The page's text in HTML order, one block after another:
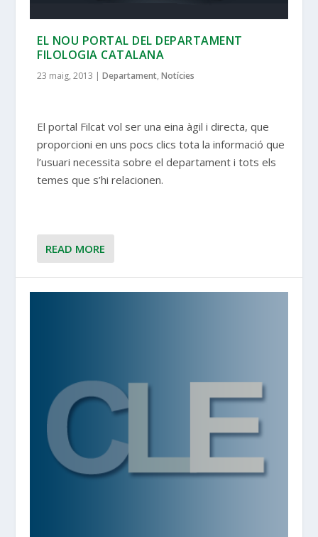
EL NOU PORTAL DEL DEPARTAMENT
FILOLOGIA CATALANA
23 maig, 2013 |Departament,Notícies
El portal Filcat vol ser una eina àgil i directa, que
proporcioni en uns pocs clics tota la informació que
l’usuari necessita sobre el departament i tots els
temes que s’hi relacionen.
READ MORE